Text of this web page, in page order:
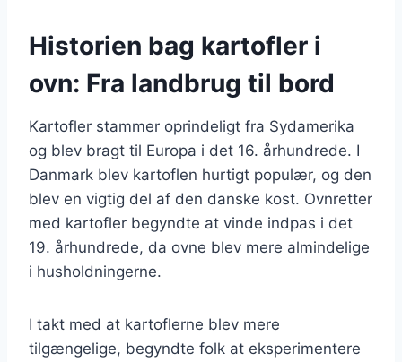
Historien bag kartofler i
ovn: Fra landbrug til bord
Kartofler stammer oprindeligt fra Sydamerika
og blev bragt til Europa i det 16. århundrede. I
Danmark blev kartoflen hurtigt populær, og den
blev en vigtig del af den danske kost. Ovnretter
med kartofler begyndte at vinde indpas i det
19. århundrede, da ovne blev mere almindelige
i husholdningerne.
I takt med at kartoflerne blev mere
tilgængelige, begyndte folk at eksperimentere